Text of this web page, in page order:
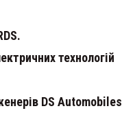
технологій
DS Automobiles